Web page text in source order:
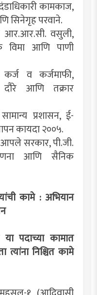
कामकाज,
सिनेगृह परवाने.
वसुली,
विमा आणि पाणी
व कर्जमाफी,
दौरे आणि तक्रार
प्रशासन, ई-
कायदा २००५.
सरकार, पी.जी.
आणि सैनिक
कामे : अभियान
या पदाच्या कामात
निश्चित कामे